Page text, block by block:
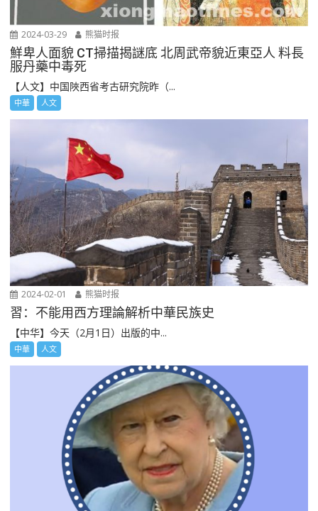
2024-03-29 熊猫时报
鮮卑人面貌 CT掃描揭謎底 北周武帝貌近東亞人 料長
服丹藥中毒死
【人文】中国陜西省考古研究院昨（...
中華 人文
2024-02-01 熊猫时报
習：不能用西方理論解析中華民族史
【中华】今天（2月1日）出版的中...
中華 人文